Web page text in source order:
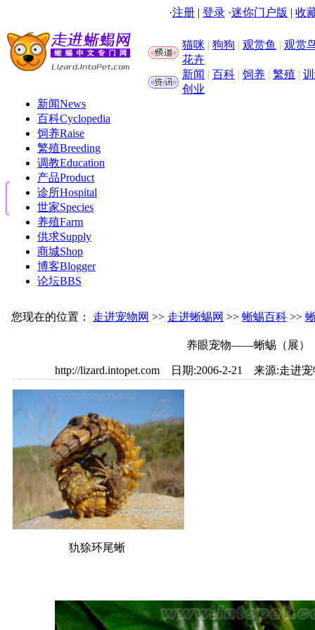
·注册 | 登录 ·迷你门户版 | 收
猫咪 | 狗狗 | 观赏鱼 | 观赏
花卉
新闻 | 百科 | 饲养 | 繁殖 |
创业
新闻News
百科Cyclopedia
饲养Raise
繁殖Breeding
调教Education
产品Product
诊所Hospital
世家Species
养殖Farm
供求Supply
商城Shop
博客Blogger
论坛BBS
您现在的位置： 走进宠物网 >> 走进蜥蜴网 >> 蜥蜴百科 >>
养眼宠物——蜥蜴（展）
http://lizard.intopet.com 日期:2006-2-21 来源:走
犰狳环尾蜥